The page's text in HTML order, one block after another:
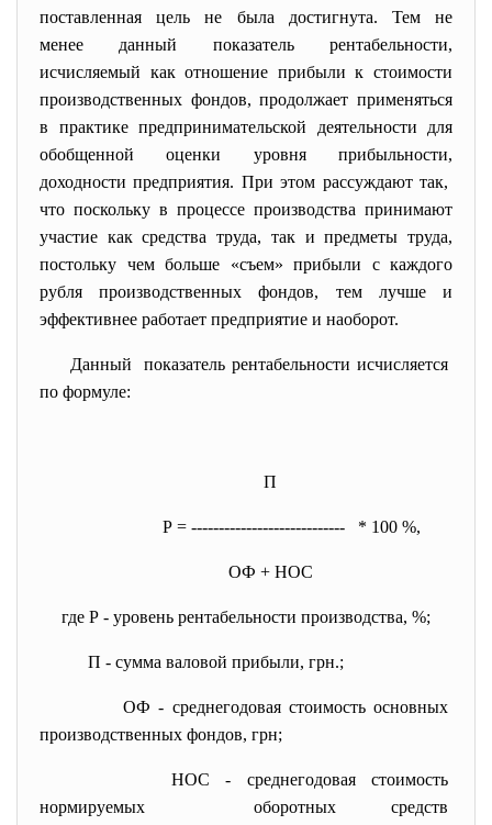
поставленная цель не была достигнута. Тем не
менее данный показатель рентабельности,
исчисляемый как отношение прибыли к стоимости
производственных фондов, продолжает применяться
в практике предпринимательской деятельности для
обобщенной оценки уровня прибыльности,
доходности предприятия. При этом рассуждают так,
что поскольку в процессе производства принимают
участие как средства труда, так и предметы труда,
постольку чем больше «съем» прибыли с каждого
рубля производственных фондов, тем лучше и
эффективнее работает предприятие и наоборот.
Данный показатель рентабельности исчисляется
по формуле:
П
Р = ---------------------------- * 100 %,
ОФ + НОС
где Р - уровень рентабельности производства, %;
П - сумма валовой прибыли, грн.;
ОФ - среднегодовая стоимостьосновных
производственных фондов, грн;
НОС - среднегодовая стоимость
нормируемых оборотных средств